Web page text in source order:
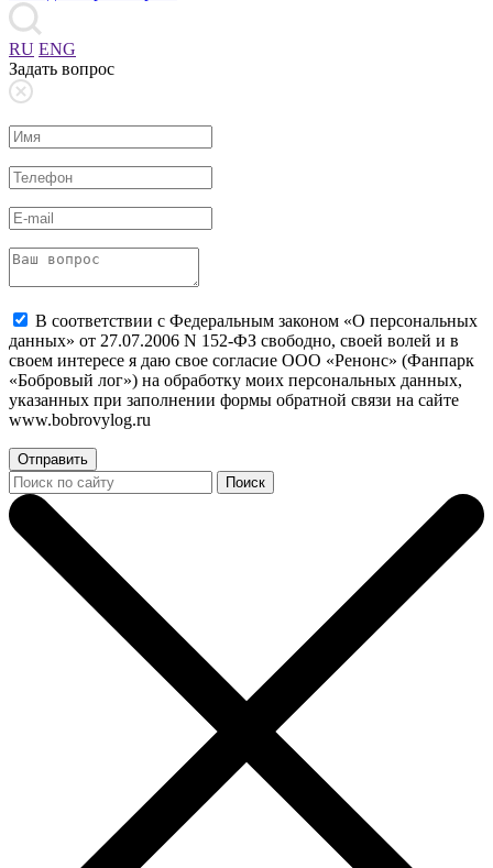
RU ENG
Задать вопрос
В соответствии с Федеральным законом «О персональных
данных» от 27.07.2006 N 152-ФЗ свободно, своей волей и в
своем интересе я даю свое согласие ООО «Ренонс» (Фанпарк
«Бобровый лог») на обработку моих персональных данных,
указанных при заполнении формы обратной связи на сайте
www.bobrovylog.ru
Отправить